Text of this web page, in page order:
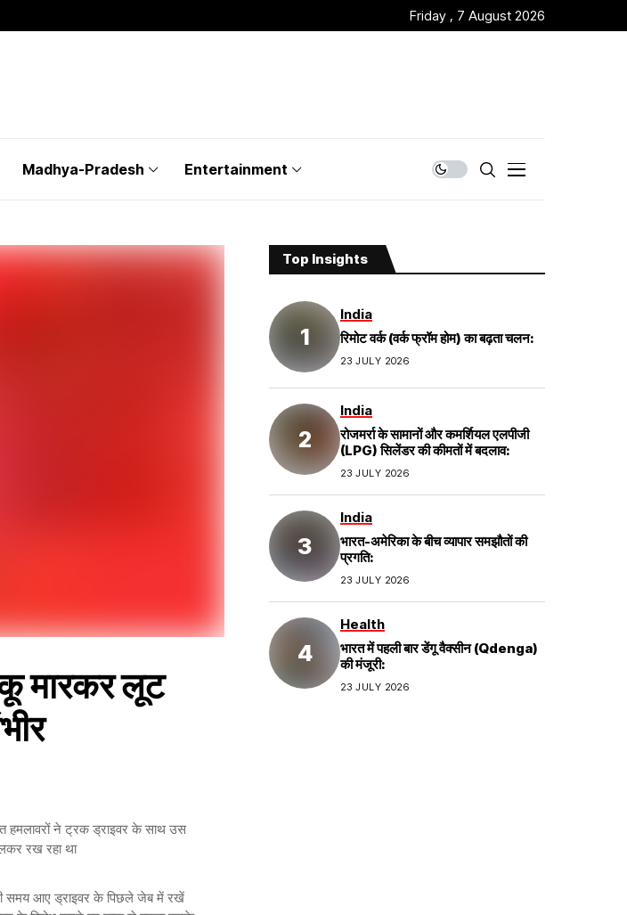
Friday , 7 August 2026
Madhya-Pradesh Entertainment
मारकर लूट
हमलावरों ने ट्रक ड्राइवर के साथ उस
रख रहा था
समय आए ड्राइवर के पिछले जेब में रखें
Top Insights
India
रिमोट वर्क (वर्क फ्रॉम होम) का बढ़ता चलन:
23 JULY 2026
India
रोजमर्रा के सामानों और कमर्शियल एलपीजी
(LPG) सिलेंडर की कीमतों में बदलाव:
23 JULY 2026
India
भारत-अमेरिका के बीच व्यापार समझौतों की
प्रगति:
23 JULY 2026
Health
भारत में पहली बार डेंगू वैक्सीन (Qdenga)
की मंजूरी:
23 JULY 2026